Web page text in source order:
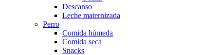
Descanso
Leche maternizada
Perro
Comida húmeda
Comida seca
Snacks